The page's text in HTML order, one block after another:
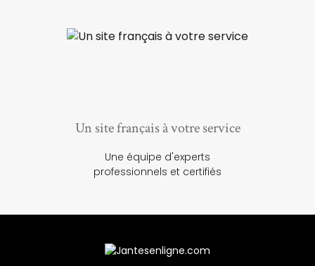
Un site français à votre service
Une équipe d'experts
professionnels et certifiés